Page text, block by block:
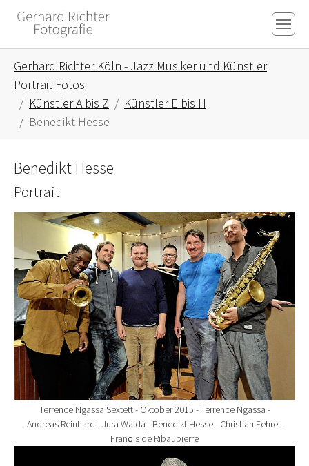
Skip to main content
Skip to page footer
Gerhard Richter Köln - Jazz Musiker und Künstler
Portrait Fotos
Künstler A bis Z
Künstler E bis H
Benedikt Hesse
Benedikt Hesse
Portrait
Show larger version for:
Terrence Ngassa Sextett - Oktober 2015 - Terrence Ngassa -
Andreas Reinhard - Jura Wajda - Benedikt Hesse - Christian Fehre -
Franҫois de Ribaupierre